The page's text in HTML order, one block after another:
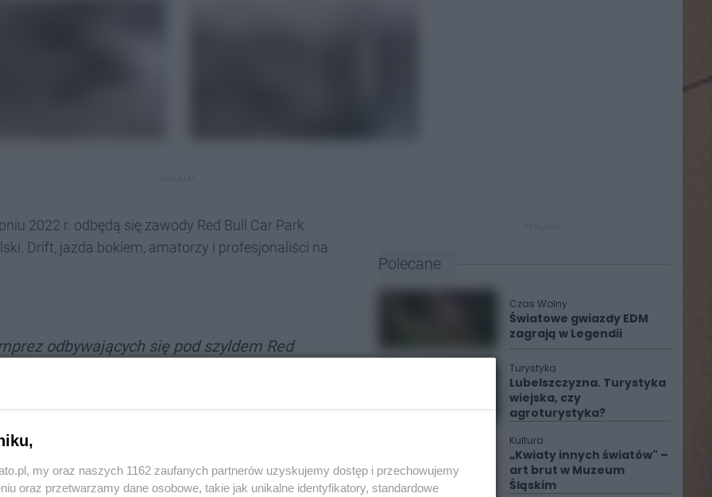
2022 r. odbędą się zawody Red Bull Car Park
Drift, jazda bokiem, amatorzy i profesjonaliści na
odbywających się pod szyldem Red
Roof Ride,
została z dachu Międzynarodowego
zapierały dech w piersiach. W
czterech kółek. Red Bull zawsze
poziomie i wierzę, że tak będzie i tym razem
Polecane
Czas Wolny
Światowe gwiazdy EDM
zagrają w Legendii
Turystyka
Lubelszczyzna. Turystyka
wiejska, czy
agroturystyka?
Kultura
„Kwiaty innych światów" –
art brut w Muzeum
Śląskim
my oraz naszych 1162 zaufanych partnerów uzyskujemy dostęp i przechowujemy
oraz przetwarzamy dane osobowe, takie jak unikalne identyfikatory, standardowe